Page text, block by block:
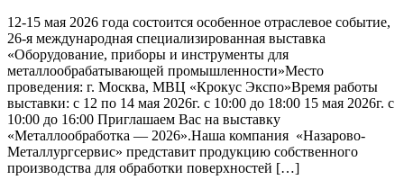
12-15 мая 2026 года состоится особенное отраслевое событие,
26-я международная специализированная выставка
«Оборудование, приборы и инструменты для
металлообрабатывающей промышленности»Место
проведения: г. Москва, МВЦ «Крокус Экспо»Время работы
выставки: с 12 по 14 мая 2026г. с 10:00 до 18:00 15 мая 2026г. с
10:00 до 16:00 Приглашаем Вас на выставку
«Металлообработка — 2026».Наша компания «Назарово-
Металлургсервис» представит продукцию собственного
производства для обработки поверхностей […]